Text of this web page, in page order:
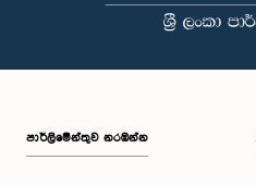
පාර්ලි‌මේන්තුව නරඹන්න